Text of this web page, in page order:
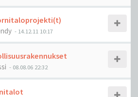
- 14.12.11 10:17
- 08.08.06 22:32